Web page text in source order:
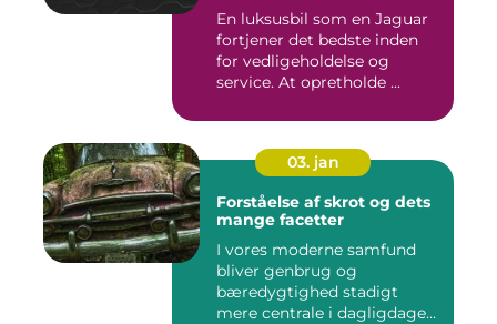
En luksusbil som en Jaguar
fortjener det bedste inden
for vedligeholdelse og
service. At opretholde ...
03. jan
Forståelse af skrot og dets
mange facetter
I vores moderne samfund
bliver genbrug og
bæredygtighed stadigt
mere centrale i dagligdagen.